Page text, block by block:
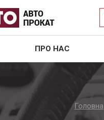
ПРО НАС
Головна